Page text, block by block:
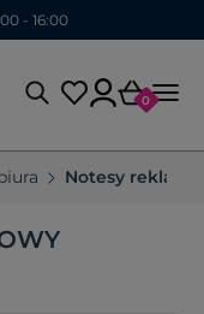
- 16:00
0
Notesy